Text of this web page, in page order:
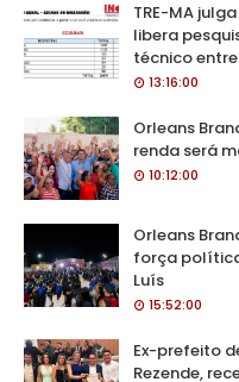
TRE-MA
libera
técnico
13:16:00
Orleans
renda será
10:12:00
Orleans
força
Luís
15:52:00
Ex-prefeito
Rezende,